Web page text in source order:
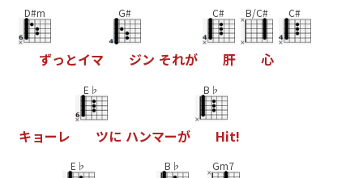
D#m
ずっ とイマ
G#
ジン それが
C#
肝
B/C#
心
C#
キョー レ
E♭
ツに ハンマーが
B♭
Hit!
E♭ B♭ Gm7